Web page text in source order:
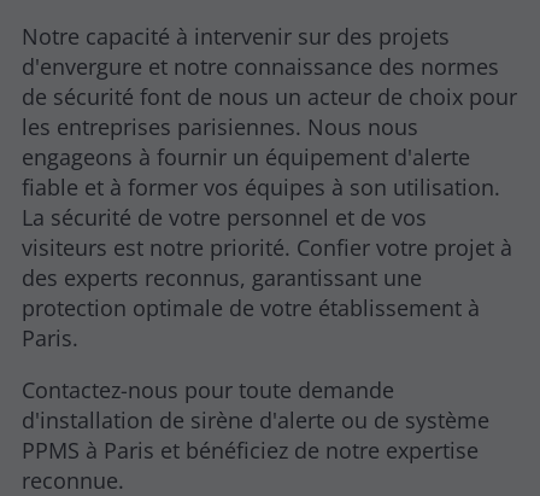
Notre capacité à intervenir sur des projets
d'envergure et notre connaissance des normes
de sécurité font de nous un acteur de choix pour
les entreprises parisiennes. Nous nous
engageons à fournir un équipement d'alerte
fiable et à former vos équipes à son utilisation.
La sécurité de votre personnel et de vos
visiteurs est notre priorité. Confier votre projet à
des experts reconnus, garantissant une
protection optimale de votre établissement à
Paris.
Contactez-nous pour toute demande
d'installation de sirène d'alerte ou de système
PPMS à Paris et bénéficiez de notre expertise
reconnue.